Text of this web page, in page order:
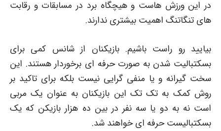
در این ورزش هاست و هیچگاه برد در مسابقات و رقابت
های تنگاتنگ اهمیت بیشتری ندارند.
بیایید رو راست باشیم. بازیکنان از شانس کمی برای
بسکتبالیت شدن به صورت حرفه ای برخوردار هستند. این
سخت گیرانه و یا منفی گرایی نیست بلکه برای تاکید بر
روش کمک به تک تک این بازیکنان به عنوان یک مربی
است نه به دو یا سه نفر در بین ده هزار بازیکن که یک
بسکتبالیست حرفه ای خواهند شد.